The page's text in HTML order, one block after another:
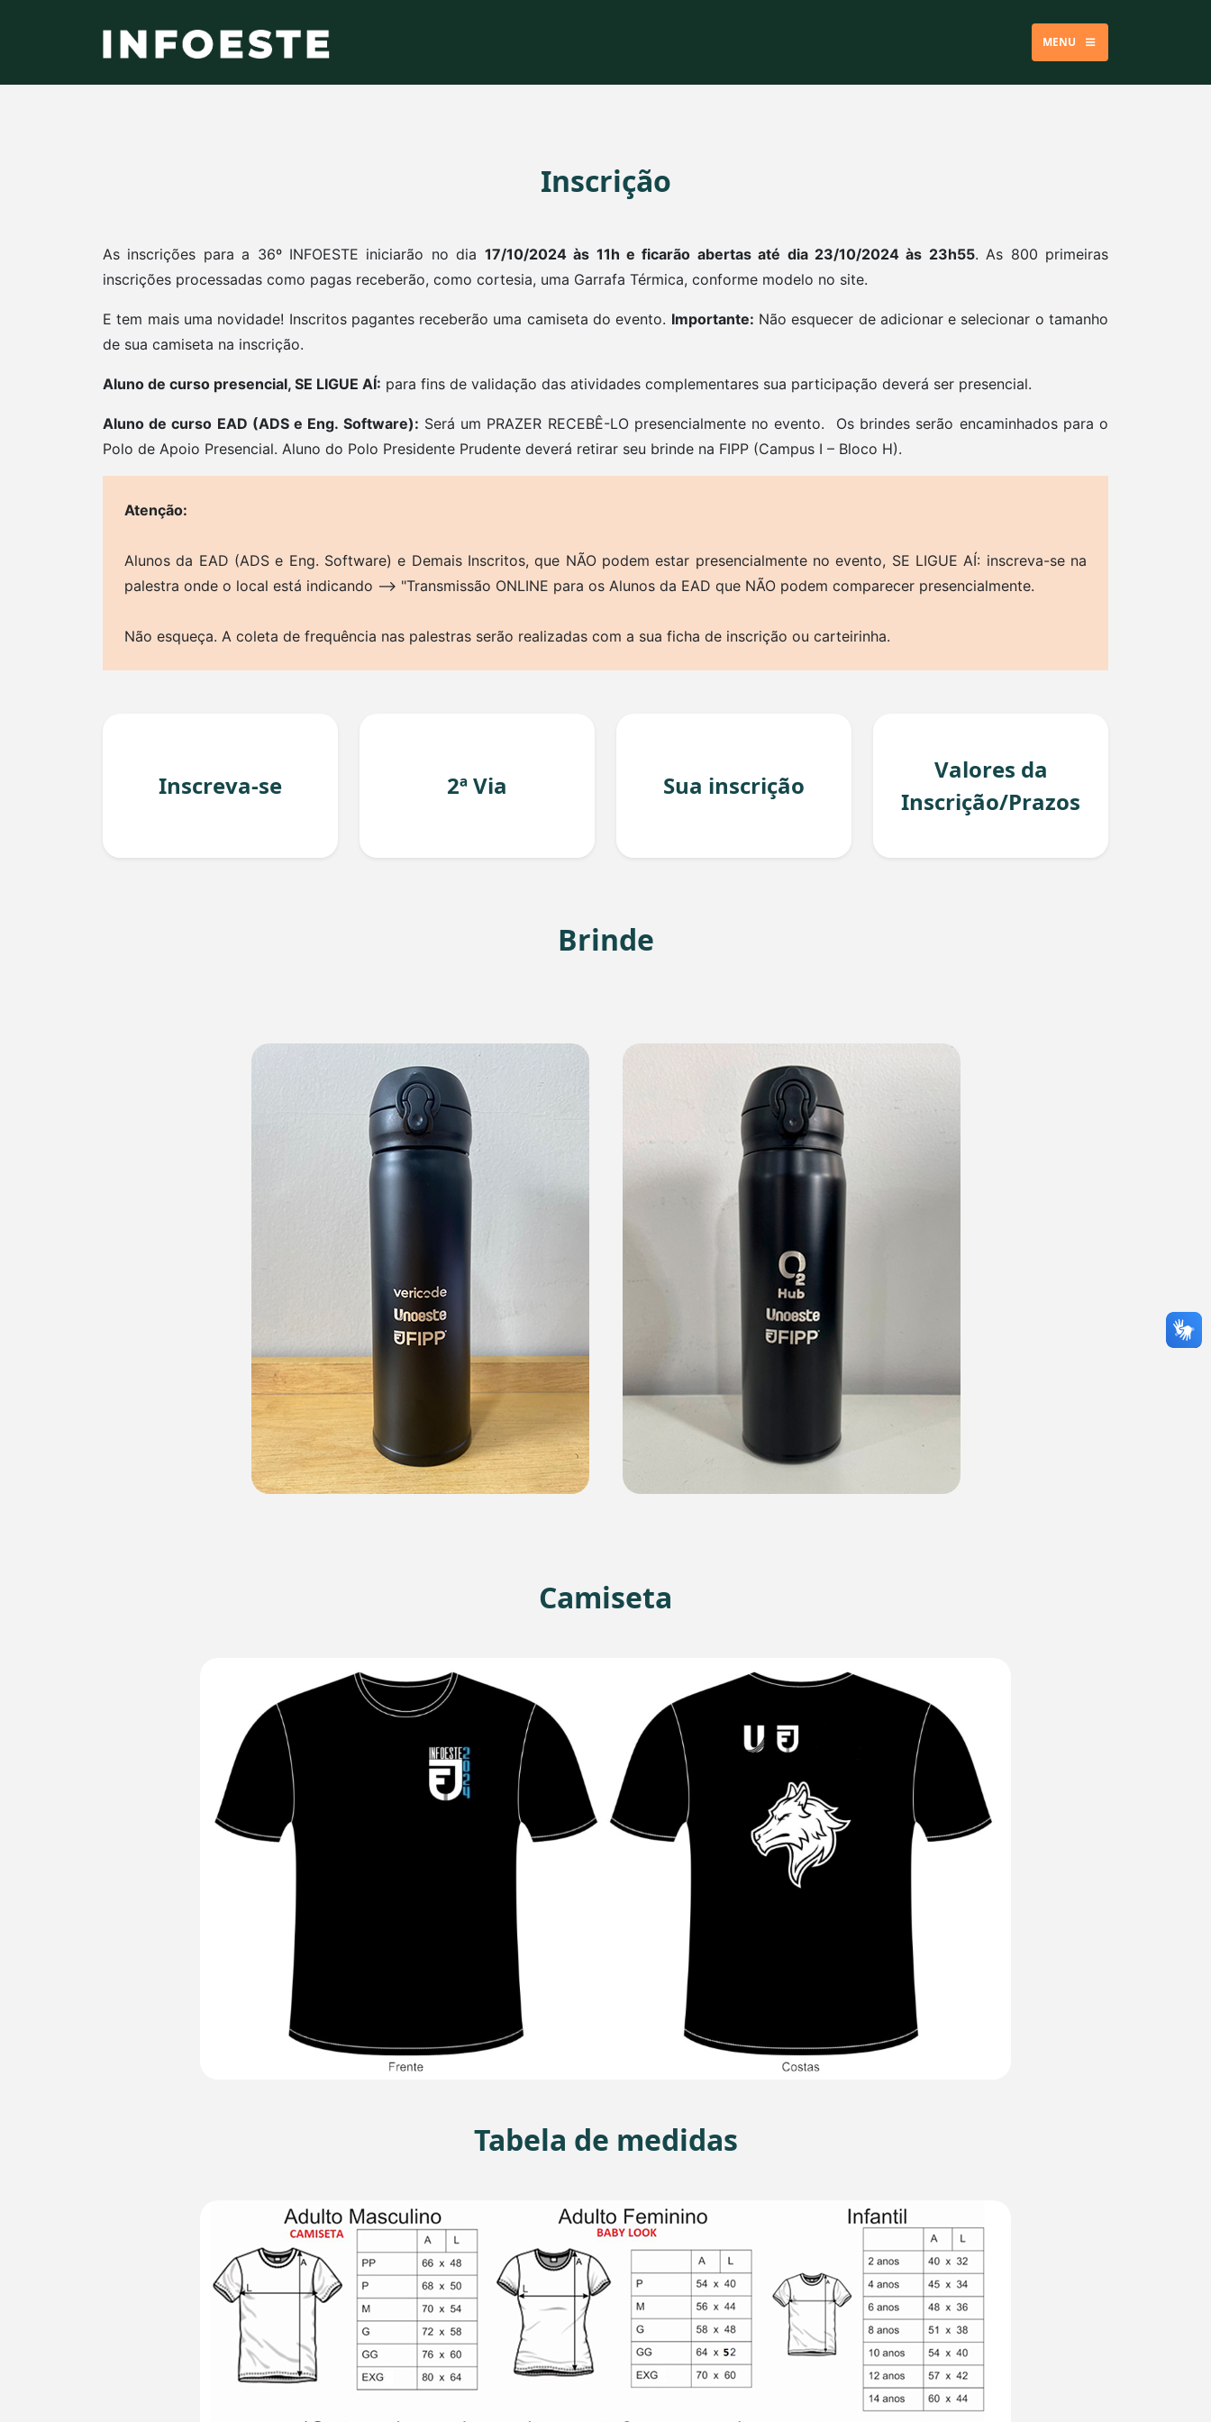
MENU
Inscrição
As inscrições para a 36º INFOESTE iniciarão no dia 17/10/2024 às 11h e ficarão abertas até dia 23/10/2024 às 23h55. As 800 primeiras
inscrições processadas como pagas receberão, como cortesia, uma Garrafa Térmica, conforme modelo no site.
E tem mais uma novidade! Inscritos pagantes receberão uma camiseta do evento. Importante: Não esquecer de adicionar e selecionar o tamanho
de sua camiseta na inscrição.
Aluno de curso presencial, SE LIGUE AÍ: para fins de validação das atividades complementares sua participação deverá ser presencial.
Aluno de curso EAD (ADS e Eng. Software): Será um PRAZER RECEBÊ-LO presencialmente no evento. Os brindes serão encaminhados para o
Polo de Apoio Presencial. Aluno do Polo Presidente Prudente deverá retirar seu brinde na FIPP (Campus I – Bloco H).
Atenção:
Alunos da EAD (ADS e Eng. Software) e Demais Inscritos, que NÃO podem estar presencialmente no evento, SE LIGUE AÍ: inscreva-se na
palestra onde o local está indicando --> "Transmissão ONLINE para os Alunos da EAD que NÃO podem comparecer presencialmente.
Não esqueça. A coleta de frequência nas palestras serão realizadas com a sua ficha de inscrição ou carteirinha.
Inscreva-se 2ª Via Sua inscrição
Valores da
Inscrição/Prazos
Brinde
Camiseta
Tabela de medidas